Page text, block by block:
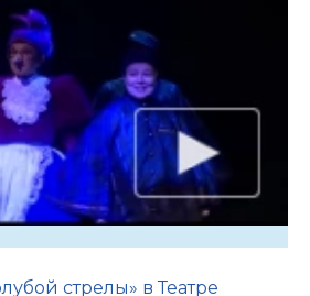
стрелы» в Театре